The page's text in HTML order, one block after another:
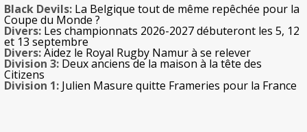
Black Devils: La Belgique tout de même repêchée pour la
Coupe du Monde ?
Divers: Les championnats 2026-2027 débuteront les 5, 12
et 13 septembre
Divers:Aidez le Royal Rugby Namur à se relever
Division 3: Deux anciens de la maison à la tête des
Citizens
Division 1: Julien Masure quitte Frameries pour la France